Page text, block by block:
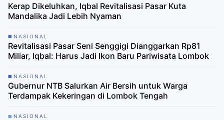
Kerap Dikeluhkan, Iqbal Revitalisasi Pasar Kuta
Mandalika Jadi Lebih Nyaman
NASIONAL
Revitalisasi Pasar Seni Senggigi Dianggarkan Rp81
Miliar, Iqbal: Harus Jadi Ikon Baru Pariwisata Lombok
NASIONAL
Gubernur NTB Salurkan Air Bersih untuk Warga
Terdampak Kekeringan di Lombok Tengah
NASIONAL